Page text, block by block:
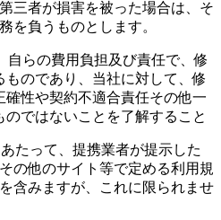
三者が損害を被った場合は、そ
を負うものとします。
自らの費用負担及び責任で、修
のであり、当社に対して、修
性や契約不適合責任その他一
ではないことを了解すること
たって、提携業者が提示した
の他のサイト等で定める利用規
含みますが、これに限られませ